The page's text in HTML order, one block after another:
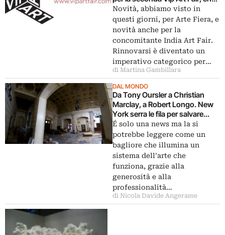
mette sul piatto tante novità. E
corre ai ripari contro il rischio
sovraccarico…
Novità, abbiamo visto in
questi giorni, per Arte Fiera, e
novità anche per la
concomitante India Art Fair.
Rinnovarsi è diventato un
imperativo categorico per…
di Martina Gambillara
DAL MONDO
Da Tony Oursler a Christian
Marclay, a Robert Longo. New
York serra le fila per salvare
(con un’asta) lo spazio
alternativo Issue Project Room
É solo una news ma la si
potrebbe leggere come un
bagliore che illumina un
sistema dell’arte che
funziona, grazie alla
generosità e alla
professionalità…
di Nicola Davide Angerame